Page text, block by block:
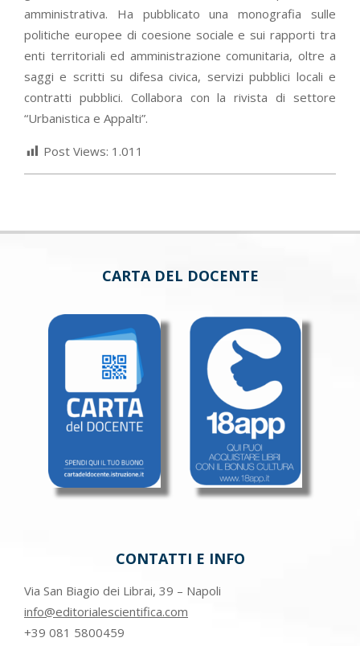
amministrativa. Ha pubblicato una monografia sulle
politiche europee di coesione sociale e sui rapporti tra
enti territoriali ed amministrazione comunitaria, oltre a
saggi e scritti su difesa civica, servizi pubblici locali e
contratti pubblici. Collabora con la rivista di settore
“Urbanistica e Appalti”.
Post Views: 1.011
CARTA DEL DOCENTE
CONTATTI E INFO
Via San Biagio dei Librai, 39 – Napoli
info@editorialescientifica.com
+39 081 5800459